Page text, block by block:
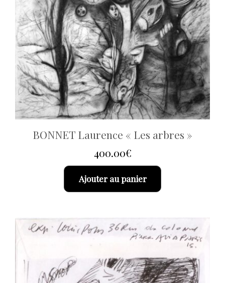
BONNET Laurence « Les arbres »
400.00€
Ajouter au panier